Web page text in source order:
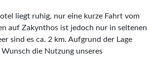
liegt ruhig, nur eine kurze Fahrt vom
auf Zakynthos ist jedoch nur in seltenen
sind es ca. 2 km. Aufgrund der Lage
die Nutzung unseres